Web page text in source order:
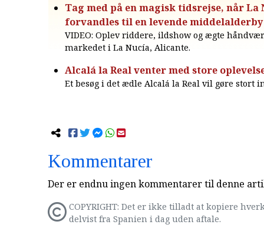
Tag med på en magisk tidsrejse, når La
forvandles til en levende
VIDEO: Oplev riddere, ildshow og ægte
markedet i La Nucía, Alicante.
Alcalá la Real venter med store
Et besøg i det ædle Alcalá la Real vil gøre stort
Kommentarer
Der er endnu ingen kommentarer til denne
COPYRIGHT: Det er ikke tilladt at kopiere
delvist fra Spanien i dag uden aftale.